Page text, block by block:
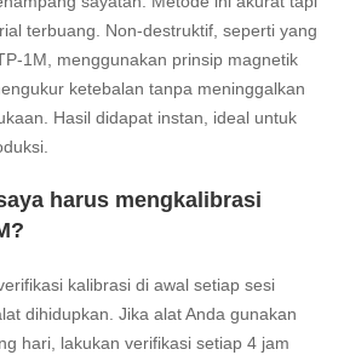
terbuang. Non-destruktif, seperti yang
1M, menggunakan prinsip magnetik
ketebalan tanpa meninggalkan
Hasil didapat instan, ideal untuk
harus mengkalibrasi
kalibrasi di awal setiap sesi
dihidupkan. Jika alat Anda gunakan
hari, lakukan verifikasi setiap 4 jam